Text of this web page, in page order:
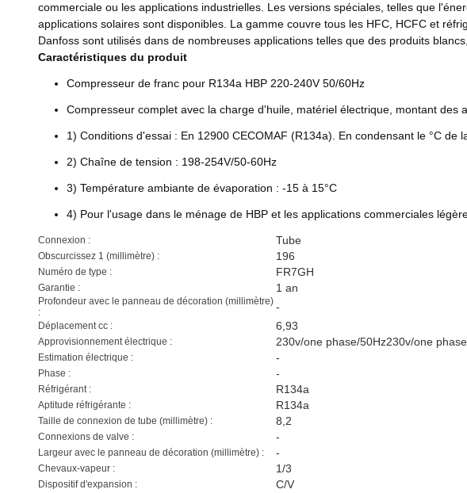
commerciale ou les applications industrielles. Les versions spéciales, telles que
applications solaires sont disponibles. La gamme couvre tous les HFC, HCFC et
Danfoss sont utilisés dans de nombreuses applications telles que des produits
Caractéristiques du produit
Compresseur de franc pour R134a HBP 220-240V 50/60Hz
Compresseur complet avec la charge d'huile, matériel électrique, montant des
1) Conditions d'essai : En 12900 CECOMAF (R134a). En condensant le °C
2) Chaîne de tension : 198-254V/50-60Hz
3) Température ambiante de évaporation : -15 à 15°C
4) Pour l'usage dans le ménage de HBP et les applications commerciales
Connexion : Tube
Obscurcissez 1 (millimètre) : 196
Numéro de type : FR7GH
Garantie : 1 an
Profondeur avec le panneau de décoration (millimètre)
:
-
Déplacement cc : 6,93
Approvisionnement électrique : 230v/one phase/50Hz230v/one
Estimation électrique : -
Phase : -
Réfrigérant : R134a
Aptitude réfrigérante : R134a
Taille de connexion de tube (millimètre) : 8,2
Connexions de valve : -
Largeur avec le panneau de décoration (millimètre) : -
Chevaux-vapeur : 1/3
Dispositif d'expansion : C/V